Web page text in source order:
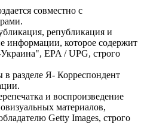
совместно с
републикация и
информации, которое содержит
EPA / UPG, строго
в разделе Я- Корреспондент
и воспроизведение
материалов,
Getty Images, строго